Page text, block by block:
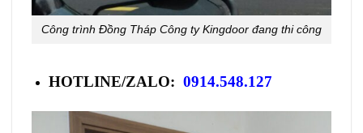
Công trình Đồng Tháp Công ty Kingdoor đang thi công
HOTLINE/ZALO: 0914.548.127